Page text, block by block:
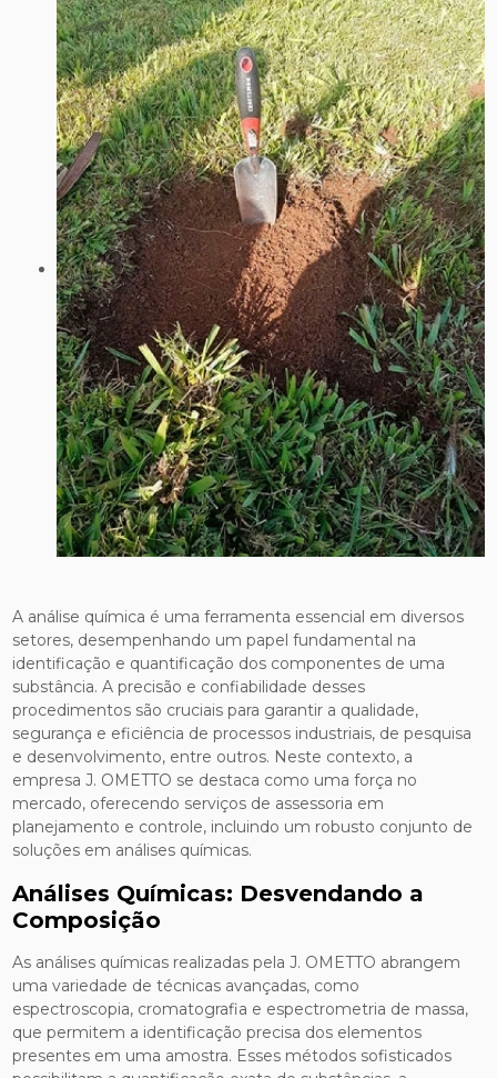
A análise química é uma ferramenta essencial em diversos
setores, desempenhando um papel fundamental na
identificação e quantificação dos componentes de uma
substância. A precisão e confiabilidade desses
procedimentos são cruciais para garantir a qualidade,
segurança e eficiência de processos industriais, de pesquisa
e desenvolvimento, entre outros. Neste contexto, a
empresa J. OMETTO se destaca como uma força no
mercado, oferecendo serviços de assessoria em
planejamento e controle, incluindo um robusto conjunto de
soluções em análises químicas.
Análises Químicas: Desvendando a
Composição
As análises químicas realizadas pela J. OMETTO abrangem
uma variedade de técnicas avançadas, como
espectroscopia, cromatografia e espectrometria de massa,
que permitem a identificação precisa dos elementos
presentes em uma amostra. Esses métodos sofisticados